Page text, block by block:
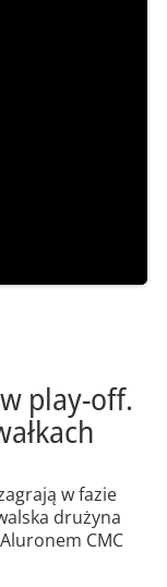
play-off.
w fazie
drużyna
CMC